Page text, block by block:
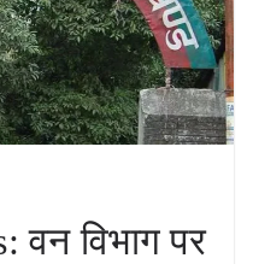
वन विभाग पर